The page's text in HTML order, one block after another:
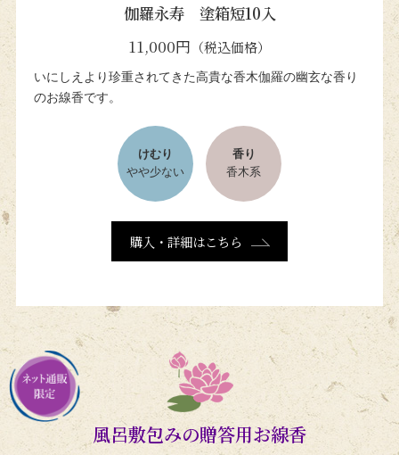
伽羅永寿 塗箱短10入
11,000円 （税込価格）
いにしえより珍重されてきた高貴な香木伽羅の幽玄な香り
のお線香です。
けむり
やや少ない
香り
香木系
購入・詳細はこちら
風呂敷包みの贈答用お線香